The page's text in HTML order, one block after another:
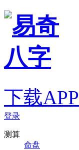
下载APP
登录
测算
命盘